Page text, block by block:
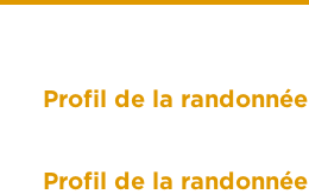
Profil de la randonnée
Profil de la randonnée